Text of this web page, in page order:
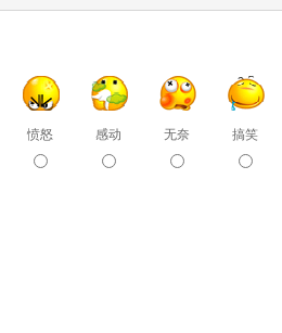
愤怒 感动 无奈 搞笑